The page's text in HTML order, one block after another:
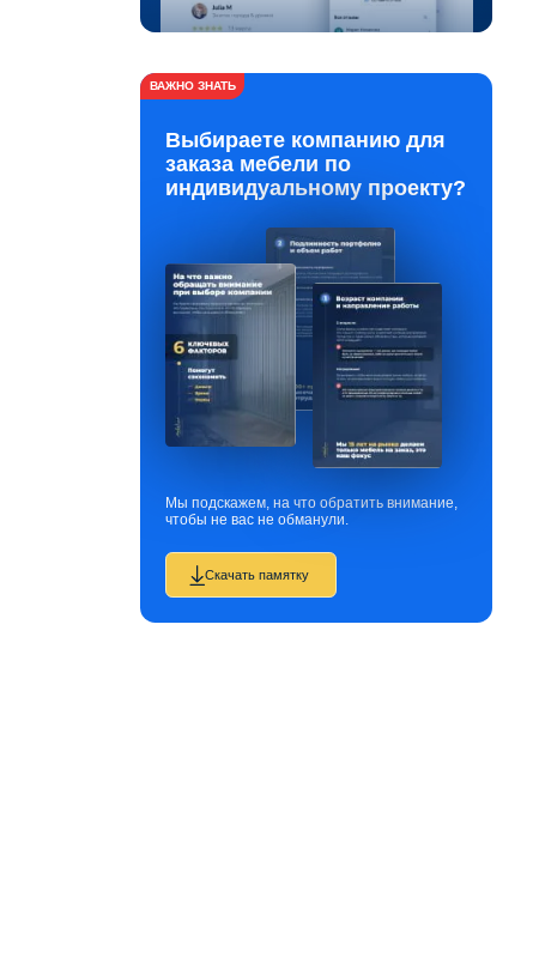
ВАЖНО ЗНАТЬ
Выбираете компанию для
заказа мебели по
индивидуальному проекту?
Мы подскажем, на что обратить внимание,
чтобы не вас не обманули.
Скачать памятку